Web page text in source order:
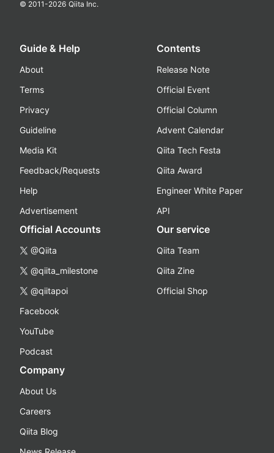
© 2011-2026 Qiita Inc.
Guide & Help
About
Terms
Privacy
Guideline
Media Kit
Feedback/Requests
Help
Advertisement
Contents
Release Note
Official Event
Official Column
Advent Calendar
Qiita Tech Festa
Qiita Award
Engineer White Paper
API
Official Accounts
@Qiita
@qiita_milestone
@qiitapoi
Facebook
YouTube
Podcast
Our service
Qiita Team
Qiita Zine
Official Shop
Company
About Us
Careers
Qiita Blog